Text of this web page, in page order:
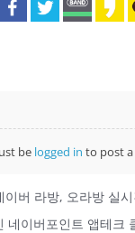
be logged in to post
버 라방, 오라방 실
네이버포인트 앱테크